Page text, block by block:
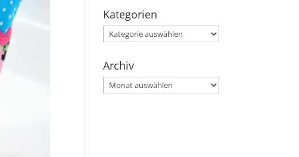
Kategorien
Kategorien
Archiv
Archiv